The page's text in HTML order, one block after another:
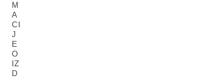
M
A
CI
J
E
O
IZ
D